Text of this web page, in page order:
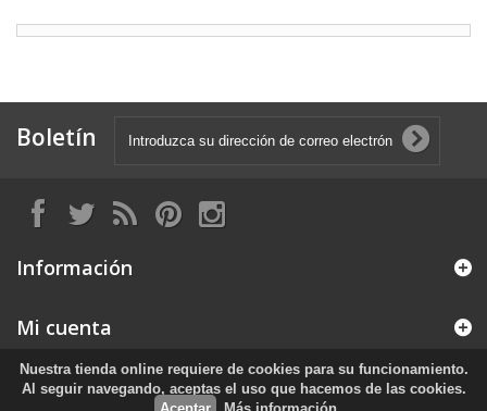
Nuestra tienda online requiere de cookies para su funcionamiento.
Al seguir navegando, aceptas el uso que hacemos de las cookies.
Boletín
Información
Mi cuenta
Información sobre la tienda